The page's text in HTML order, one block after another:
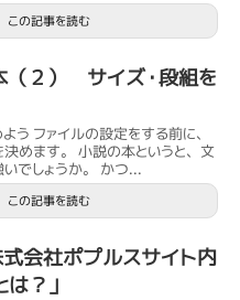
この記事を読む
（２） サイズ・段組を
う ファイルの設定をする前に、
めます。 小説の本というと、文
でしょうか。 かつ...
この記事を読む
式会社ポプルスサイト内
は？」